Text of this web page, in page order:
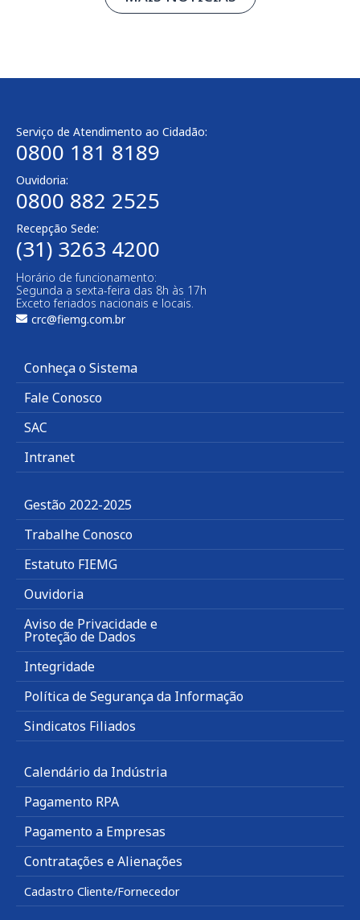
Serviço de Atendimento ao Cidadão:
0800 181 8189
Ouvidoria:
0800 882 2525
Recepção Sede:
(31) 3263 4200
Horário de funcionamento:
Segunda a sexta-feira das 8h às 17h
Exceto feriados nacionais e locais.
crc@fiemg.com.br
Conheça o Sistema
Fale Conosco
SAC
Intranet
Gestão 2022-2025
Trabalhe Conosco
Estatuto FIEMG
Ouvidoria
Aviso de Privacidade e
Proteção de Dados
Integridade
Política de Segurança da Informação
Sindicatos Filiados
Calendário da Indústria
Pagamento RPA
Pagamento a Empresas
Contratações e Alienações
Cadastro Cliente/Fornecedor